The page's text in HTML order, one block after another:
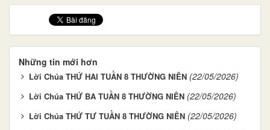
Những tin mới hơn
Lời Chúa THỨ HAI TUẦN 8 THƯỜNG NIÊN (22/05/2026)
Lời Chúa THỨ BA TUẦN 8 THƯỜNG NIÊN (22/05/2026)
Lời Chúa THỨ TƯ TUẦN 8 THƯỜNG NIÊN (22/05/2026)